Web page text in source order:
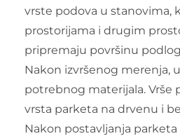
vrste podova u stanovima,
prostorijama i drugim
pripremaju površinu
Nakon izvršenog merenja,
potrebnog materijala. Vrše
vrsta parketa na drvenu i
Nakon postavljanja